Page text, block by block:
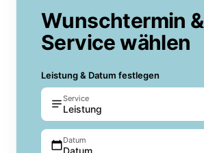
Wunschtermin &
Service wählen
Leistung & Datum festlegen
Service
Leistung
Datum
Datum